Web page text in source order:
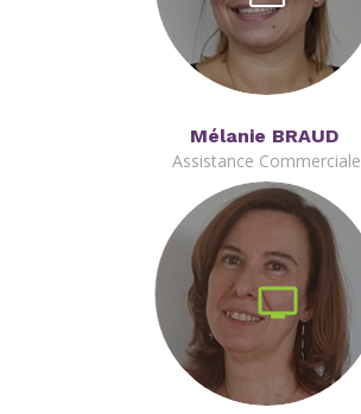
Mélanie BRAUD
Assistance Commerciale